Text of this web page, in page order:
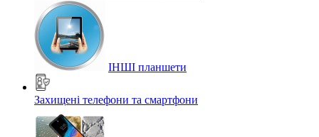
ІНШІ планшети
Захищені телефони та смартфони